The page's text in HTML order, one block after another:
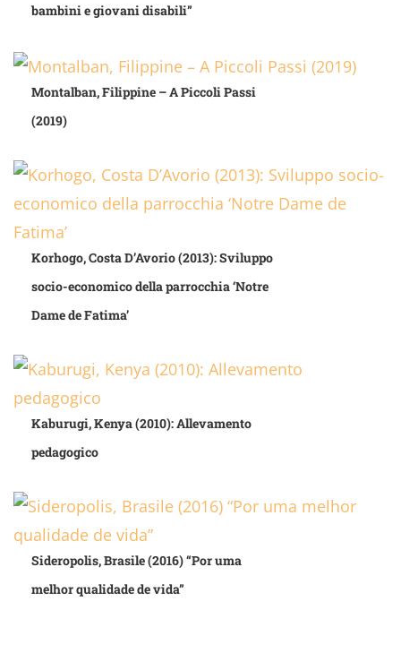
bambini e giovani disabili”
Montalban, Filippine – A Piccoli Passi
(2019)
Korhogo, Costa D’Avorio (2013): Sviluppo
socio-economico della parrocchia ‘Notre
Dame de Fatima’
Kaburugi, Kenya (2010): Allevamento
pedagogico
Sideropolis, Brasile (2016) “Por uma
melhor qualidade de vida”